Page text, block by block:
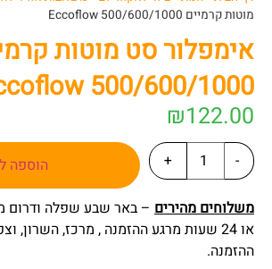
מוטות קרמיים Eccoflow 500/600/1000
אימפלור סט מוטות
500/600/1000
₪122.00
-
+
הוספה
משלוחים מהירים – באר שבע שפלה ודרום
ההזמנה.